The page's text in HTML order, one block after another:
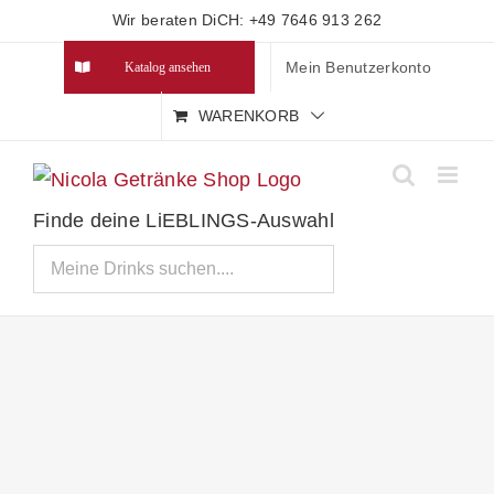
Wir beraten DiCH: +49 7646 913 262
Katalog ansehen Mein Benutzerkonto
WARENKORB
Finde deine LiEBLINGS-Auswahl